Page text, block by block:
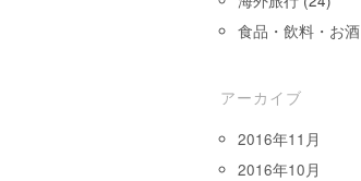
食品・飲料・お酒
アーカイブ
2016年11月
2016年10月